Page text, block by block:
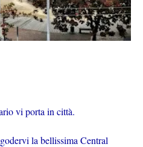
vi porta in città.
la bellissima Central